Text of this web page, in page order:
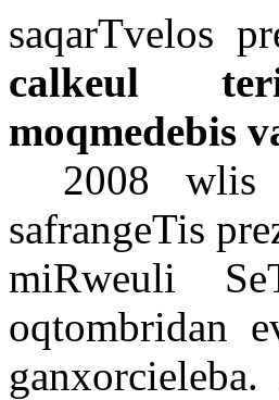
saqarTvelos
calkeul
moqmedebis
2008 wlis
safrangeTis
miRweuli
oqtombridan
ganxorcieleba.